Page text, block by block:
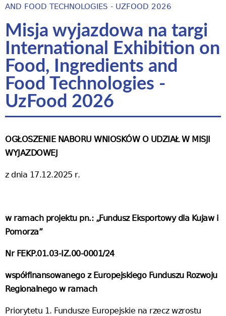
AND FOOD TECHNOLOGIES - UZFOOD 2026
Misja wyjazdowa na targi
International Exhibition on
Food, Ingredients and
Food Technologies -
UzFood 2026
OGŁOSZENIE NABORU WNIOSKÓW O UDZIAŁ W MISJI
WYJAZDOWEJ
z dnia 17.12.2025 r.
w ramach projektu pn.: „Fundusz Eksportowy dla Kujaw i
Pomorza”
Nr FEKP.01.03-IZ.00-0001/24
współfinansowanego z Europejskiego Funduszu Rozwoju
Regionalnego w ramach
Priorytetu 1. Fundusze Europejskie na rzecz wzrostu